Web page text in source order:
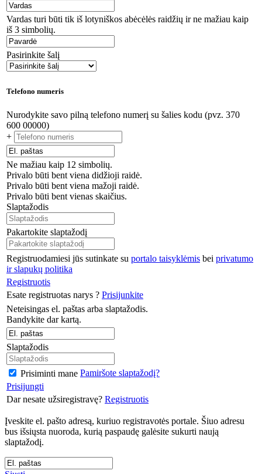
Vardas turi būti tik iš lotyniškos abėcėlės raidžių ir ne mažiau kaip
iš 3 simbolių.
Pasirinkite šalį
Telefono numeris
Nurodykite savo pilną telefono numerį su šalies kodu (pvz. 370
600 00000)
+
Ne mažiau kaip 12 simbolių.
Privalo būti bent viena didžioji raidė.
Privalo būti bent viena mažoji raidė.
Privalo būti bent vienas skaičius.
Slaptažodis
Pakartokite slaptažodį
Registruodamiesi jūs sutinkate su portalo taisyklėmis bei privatumo
ir slapukų politika
Registruotis
Esate registruotas narys ? Prisijunkite
Neteisingas el. paštas arba slaptažodis.
Bandykite dar kartą.
Slaptažodis
Prisiminti mane Pamiršote slaptažodį?
Prisijungti
Dar nesate užsiregistravę? Registruotis
Įveskite el. pašto adresą, kuriuo registravotės portale. Šiuo adresu
bus išsiųsta nuoroda, kurią paspaudę galėsite sukurti naują
slaptažodį.